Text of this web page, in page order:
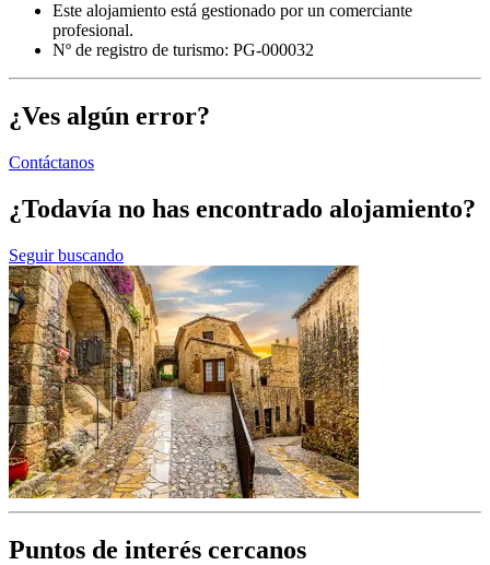
Este alojamiento está gestionado por un comerciante
profesional.
Nº de registro de turismo: PG-000032
¿Ves algún error?
Contáctanos
¿Todavía no has encontrado alojamiento?
Seguir buscando
Puntos de interés cercanos